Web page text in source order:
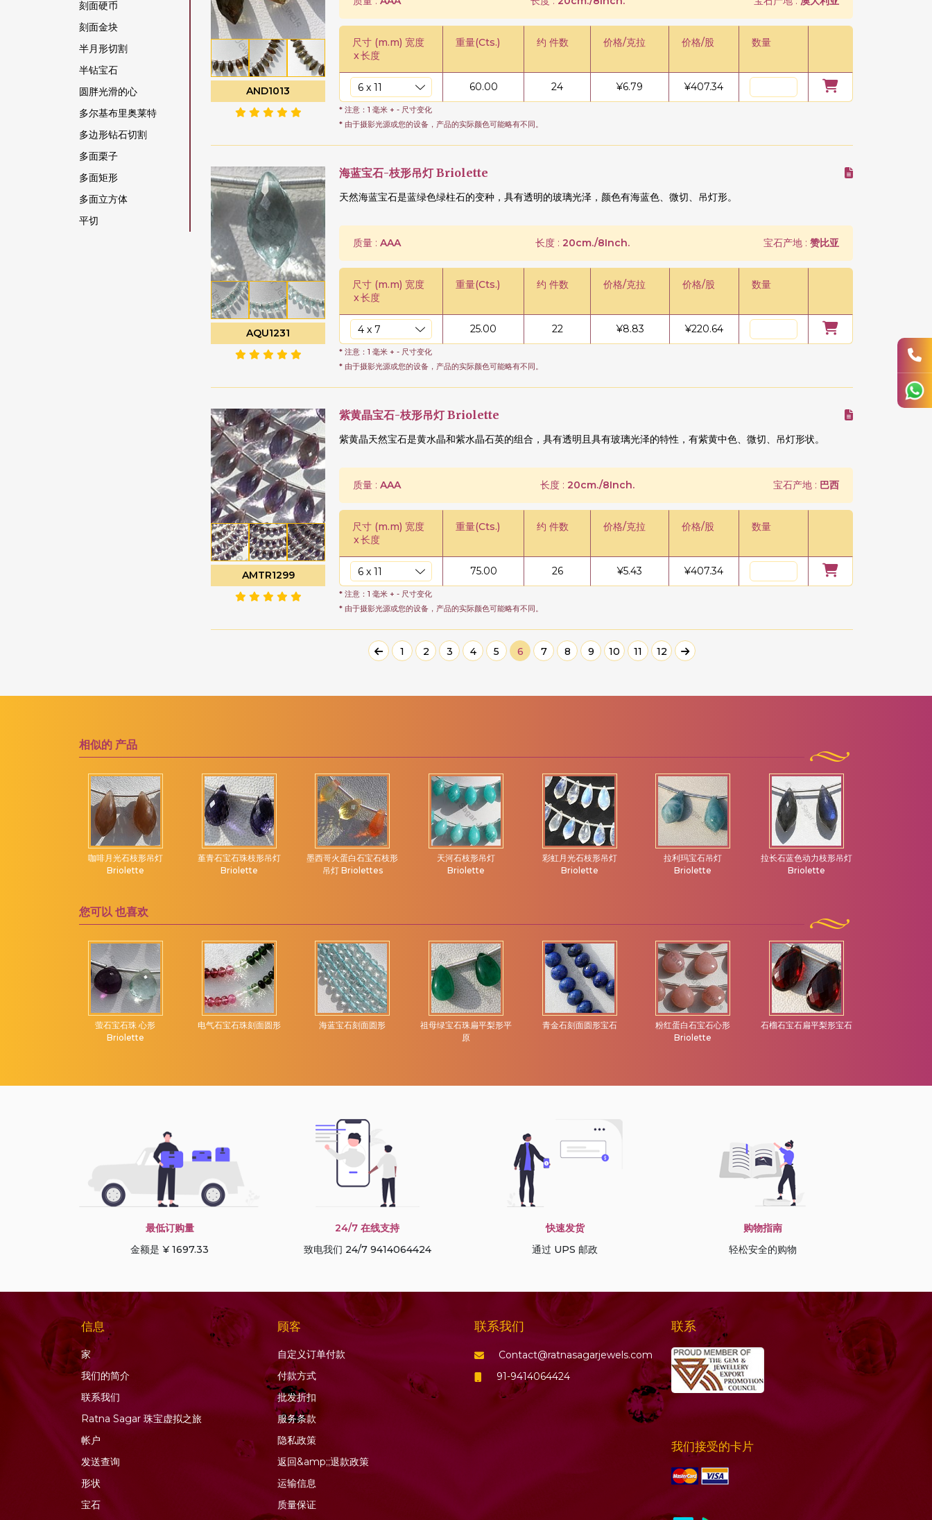
橄榄石英
橙色月光石
水晶宝石
沙弗莱石宝石
海军蓝玉髓
海蓝宝石
海蓝玉髓
灰色月光石
烟晶
猫眼方柱石
玉髓宝石
粉红蛋白石
紫黄晶宝石
红宝石
红宝石黝帘石
红柱石宝石
红榴石石榴石
红玉髓宝石
红色尖晶石
维苏威石宝石
绿玉髓宝石
绿玛瑙
绿紫水晶
绿色磷灰石
绿色苔藓石英
葡萄石宝石
蓝宝石
薰衣草石英
虎眼石
蜂蜜石英
软玉宝石
金发晶石英
金色月光石
钙铝榴石
钻石珠
铜蓝宝石
铜金红石石英
铬透辉石
刻面硬币
刻面金块
半月形切割
半钻宝石
圆胖光滑的心
多尔基布里奥莱特
多边形钻石切割
多面栗子
多面矩形
多面立方体
平切
纯圆环
膨化钻石切割
花式切工
郁金香花
雕刻南瓜
雕刻的心
雕刻金块
雕叶
露滴布里奥莱特
AND1013
尺寸 (m.m) 宽度
x长度
重量(Cts.) 约 件数 价格/克拉 价格/股 数量
60.00 24 ¥6.79 ¥407.34
* 注意：1 毫米 + - 尺寸变化
* 由于摄影光源或您的设备，产品的实际颜色可能略有不同。
AQU1231
海蓝宝石-枝形吊灯 Briolette
天然海蓝宝石是蓝绿色绿柱石的变种，具有透明的玻璃光泽，颜色有海蓝色、微切、吊灯形。
质量 : AAA 长度 : 20cm./8Inch. 宝石产地 : 赞比亚
尺寸 (m.m) 宽度
x长度
重量(Cts.) 约 件数 价格/克拉 价格/股 数量
25.00 22 ¥8.83 ¥220.64
* 注意：1 毫米 + - 尺寸变化
* 由于摄影光源或您的设备，产品的实际颜色可能略有不同。
AMTR1299
紫黄晶宝石-枝形吊灯 Briolette
紫黄晶天然宝石是黄水晶和紫水晶石英的组合，具有透明且具有玻璃光泽的特性，有紫黄中色、微切、吊灯形状。
质量 : AAA 长度 : 20cm./8Inch. 宝石产地 : 巴西
尺寸 (m.m) 宽度
x长度
重量(Cts.) 约 件数 价格/克拉 价格/股 数量
75.00 26 ¥5.43 ¥407.34
* 注意：1 毫米 + - 尺寸变化
* 由于摄影光源或您的设备，产品的实际颜色可能略有不同。
1 2 3 4 5 6 7 8 9 10 11 12
相似的 产品
咖啡月光石枝形吊灯
Briolette
堇青石宝石珠枝形吊灯
Briolette
墨西哥火蛋白石宝石枝形
吊灯 Briolettes
天河石枝形吊灯
Briolette
彩虹月光石枝形吊灯
Briolette
拉利玛宝石吊灯
Briolette
拉长石蓝色动力枝形吊灯
Briolette
您可以 也喜欢
萤石宝石珠 心形
Briolette
电气石宝石珠刻面圆形 海蓝宝石刻面圆形
祖母绿宝石珠扁平梨形平
原
青金石刻面圆形宝石
粉红蛋白石宝石心形
Briolette
石榴石宝石扁平梨形宝石
最低订购量
金额是 ¥ 1697.33
24/7 在线支持
致电我们 24/7 9414064424
快速发货
通过 UPS 邮政
购物指南
轻松安全的购物
信息
家
我们的简介
联系我们
Ratna Sagar 珠宝虚拟之旅
帐户
发送查询
形状
宝石
顾客
自定义订单付款
付款方式
批发折扣
服务条款
隐私政策
返回&amp;;退款政策
运输信息
质量保证
联系我们
Contact@ratnasagarjewels.com
91-9414064424
联系
我们接受的卡片